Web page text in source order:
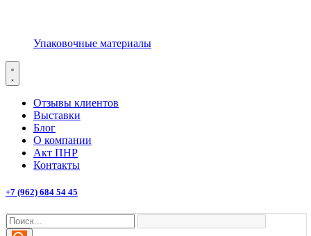
Упаковочные материалы
Отзывы клиентов
Выставки
Блог
О компании
Акт ПНР
Контакты
+7 (962) 684 54 45